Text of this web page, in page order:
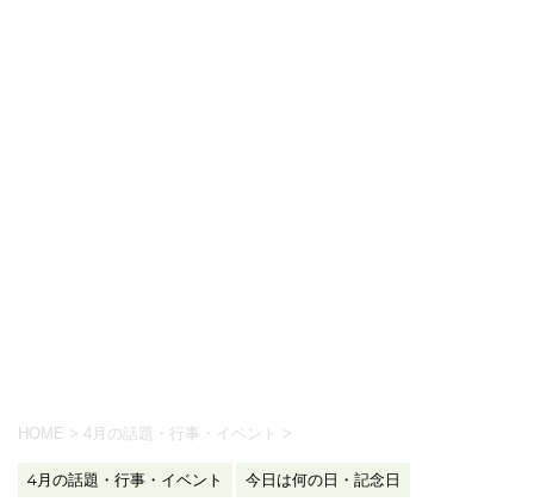
HOME > 4月の話題・行事・イベント >
4月の話題・行事・イベント 今日は何の日・記念日